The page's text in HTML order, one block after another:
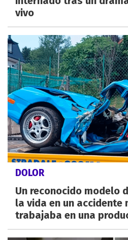
vivo
DOLOR
Un reconocido modelo
la vida en un accidente
trabajaba en una